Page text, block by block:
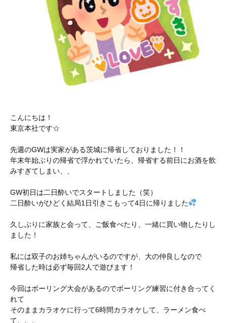
こんにちは！
東京本社です☆
先週のGWは実家がある茨城に帰省しておりました！！
年末年始ぶりの帰省で浮かれていたら、帰省する前日にお酒を飲
みすぎてしまい、、
GW初日は二日酔いでスタートしました（笑）
二日酔いがひどく結局1日引きこもって4日に帰りました
久しぶりに家族と会って、ご飯食べたり、一緒に買い物したりし
ました！
私には双子のお姉ちゃんがいるのですが、大の仲良しなので
帰省した時は必ず毎回2人で遊びます！
今回はボーリング大会があるのでボーリング練習に付き合ってく
れて
そのままカラオケに行って6時間カラオケして、ラーメン食べ
て、、、